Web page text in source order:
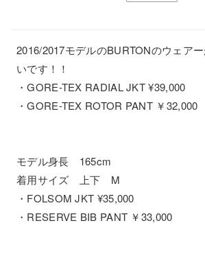
2016/2017モデルのBURTONのウェア
いです！！
・GORE-TEX RADIAL JKT ¥39,000
・GORE-TEX ROTOR PANT ￥32,000
モデル身長 165cm
着用サイズ 上下 M
・FOLSOM JKT ¥35,000
・RESERVE BIB PANT ￥33,000